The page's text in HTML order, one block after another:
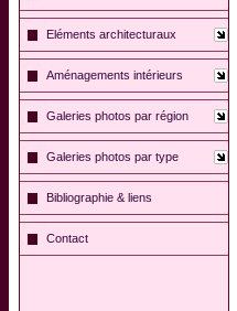
Eléments architecturaux
Aménagements intérieurs
Galeries photos par région
Galeries photos par type
Bibliographie & liens
Contact